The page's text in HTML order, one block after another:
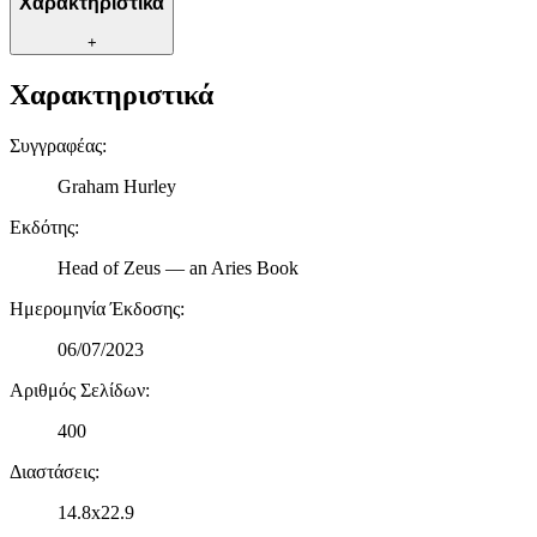
μας και την ανάπτυξη προϊόντων. Επίσης, κοινοποιούμε
πληροφορίες σχετικά με την από μέρους σας χρήση της
δικτύωσης, διαφημίσεων και ανάλυσης.
+
Χαρακτηριστικά
Συγγραφέας:
Graham Hurley
Εκδότης:
Head of Zeus — an Aries Book
Ημερομηνία Έκδοσης:
06/07/2023
Αριθμός Σελίδων:
400
Διαστάσεις:
14.8x22.9